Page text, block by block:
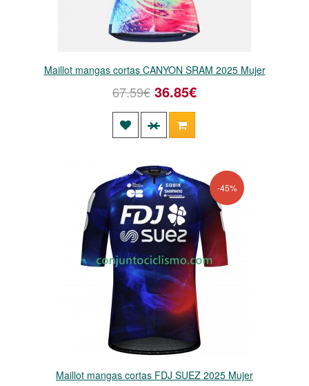
Maillot mangas cortas CANYON SRAM 2025 Mujer
67.59€ 36.85€
-45%
Maillot mangas cortas FDJ SUEZ 2025 Mujer